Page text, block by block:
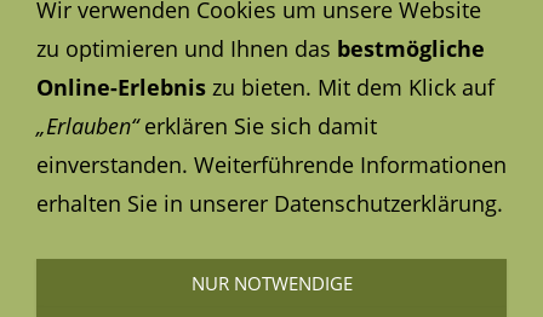
Hier geht es zu der ...
Datenschutzerklärung
Wir verwenden Cookies um unsere Website
zu optimieren und Ihnen das bestmögliche
Online-Erlebnis zu bieten. Mit dem Klick auf
„Erlauben“erklären Sie sich damit
einverstanden. Weiterführende Informationen
erhalten Sie in unserer Datenschutzerklärung.
NUR NOTWENDIGE